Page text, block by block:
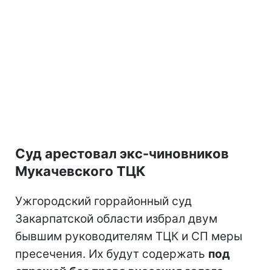
Суд арестовал экс-чиновников
Мукачевского ТЦК
Ужгородский горрайонный суд
Закарпатской области избрал двум
бывшим руководителям ТЦК и СП меры
пресечения. Их будут содержать под